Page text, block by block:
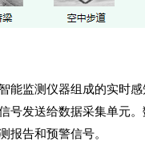
能监测仪器组成的实时
发送给数据采集单元
报告和预警信号。